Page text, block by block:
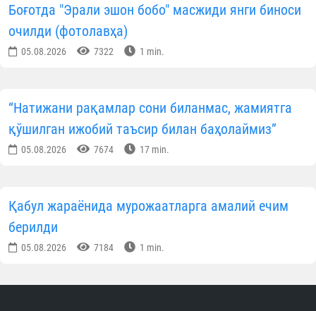
Боғотда "Эрали эшон бобо" масжиди янги биноси
очилди (фотолавҳа)
05.08.2026 7322 1 min.
“Натижани рақамлар сони биланмас, жамиятга
қўшилган ижобий таъсир билан баҳолаймиз”
05.08.2026 7674 17 min.
Қабул жараёнида мурожаатларга амалий ечим
берилди
05.08.2026 7184 1 min.